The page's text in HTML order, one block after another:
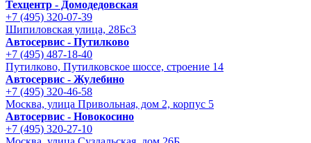
Техцентр - Домодедовская
+7 (495) 320-07-39
Шипиловская улица, 28Бс3
Автосервис - Путилково
+7 (495) 487-18-40
Путилково, Путилковское шоссе, строение 14
Автосервис - Жулебино
+7 (495) 320-46-58
Москва, улица Привольная, дом 2, корпус 5
Автосервис - Новокосино
+7 (495) 320-27-10